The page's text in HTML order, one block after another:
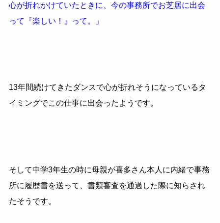
心が折れかけていたときに、今の事務所でお芝居に出会
って『楽しい！』って。」
13年間続けてきたダンスで心が折れそうになっているタ
イミングでこの仕事に出会ったようです。
そして中学3年生の時に母親が喜多さん本人に内緒で事務
所に履歴書を送って、書類審査を通過した際に知らされ
たそうです。